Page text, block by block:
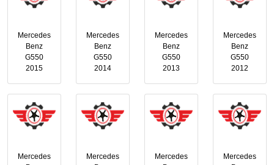
Mercedes
Benz
G550
2012
Mercedes
Benz
G550
2013
Mercedes
Benz
G550
2014
Mercedes
Benz
G550
2015
Mercedes
Mercedes
Mercedes
Mercedes